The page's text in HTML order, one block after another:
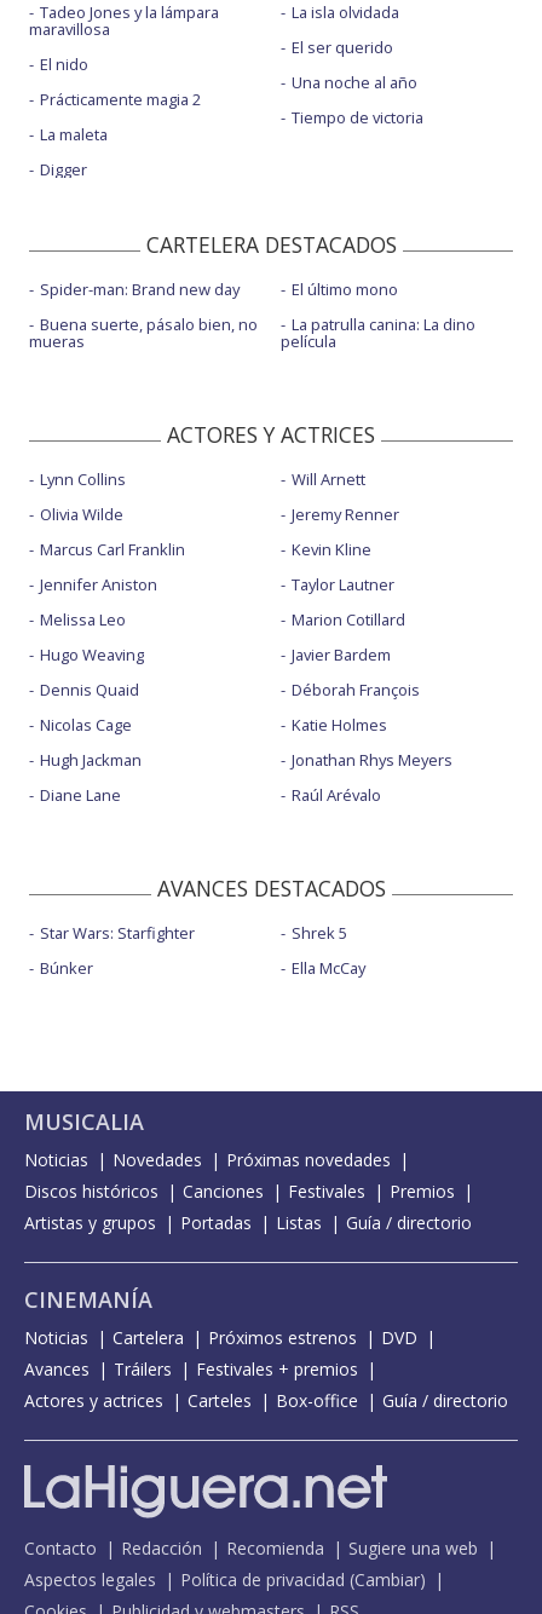
Tadeo Jones y la lámpara
maravillosa
El nido
Prácticamente magia 2
La maleta
Digger
La isla olvidada
El ser querido
Una noche al año
Tiempo de victoria
CARTELERA DESTACADOS
Spider-man: Brand new day
Buena suerte, pásalo bien, no
mueras
El último mono
La patrulla canina: La dino
película
ACTORES Y ACTRICES
Lynn Collins
Olivia Wilde
Marcus Carl Franklin
Jennifer Aniston
Melissa Leo
Hugo Weaving
Dennis Quaid
Nicolas Cage
Hugh Jackman
Diane Lane
Will Arnett
Jeremy Renner
Kevin Kline
Taylor Lautner
Marion Cotillard
Javier Bardem
Déborah François
Katie Holmes
Jonathan Rhys Meyers
Raúl Arévalo
AVANCES DESTACADOS
Star Wars: Starfighter
Búnker
Shrek 5
Ella McCay
MUSICALIA
Noticias Novedades
Próximas novedades
Discos históricos
Canciones Festivales
Premios
Artistas y grupos
Portadas Listas Guía / directorio
CINEMANÍA
Noticias Cartelera Próximos estrenos
DVD
Avances
Tráilers
Festivales + premios
Actores y actrices
Carteles Box-office Guía / directorio
Contacto Redacción Recomienda
Sugiere una web
Aspectos legales
Política de privacidad (Cambiar)